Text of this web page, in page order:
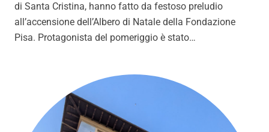
di Santa Cristina, hanno fatto da festoso preludio
all’accensione dell’Albero di Natale della Fondazione
Pisa. Protagonista del pomeriggio è stato…